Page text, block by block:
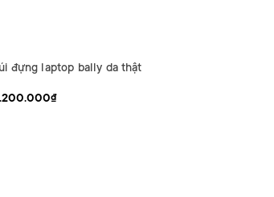
đựng laptop bally da thật